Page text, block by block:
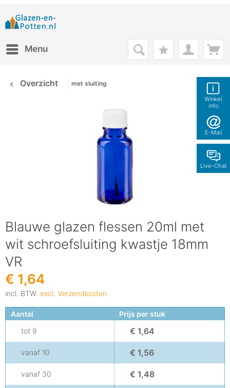
Winkel
info
E-Mail
Live-Chat
Menu
Overzicht met sluiting
Blauwe glazen flessen 20ml met
wit schroefsluiting kwastje 18mm
VR
€ 1,64
incl. BTW. excl. Verzendkosten
Aantal
Prijs per stuk
tot 9 € 1,64
vanaf 10 € 1,56
vanaf 30 € 1,48